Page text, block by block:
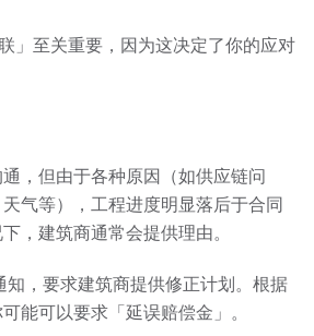
」至关重要，因为这决定了你的应对
，但由于各种原因（如供应链问
气等），工程进度明显落后于合同
，建筑商通常会提供理由。
知，要求建筑商提供修正计划。根据
能可以要求「延误赔偿金」。